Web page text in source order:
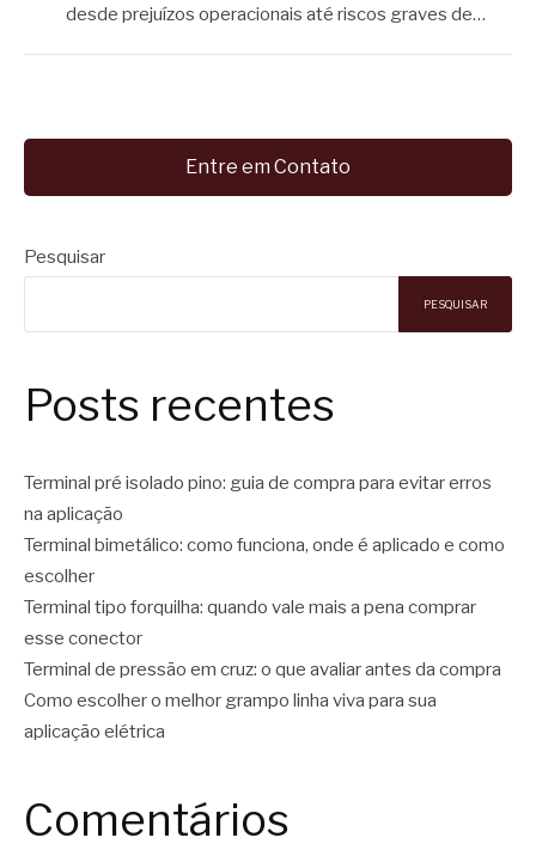
desde prejuízos operacionais até riscos graves de…
Entre em Contato
Pesquisar
PESQUISAR
Posts recentes
Terminal pré isolado pino: guia de compra para evitar erros
na aplicação
Terminal bimetálico: como funciona, onde é aplicado e como
escolher
Terminal tipo forquilha: quando vale mais a pena comprar
esse conector
Terminal de pressão em cruz: o que avaliar antes da compra
Como escolher o melhor grampo linha viva para sua
aplicação elétrica
Comentários